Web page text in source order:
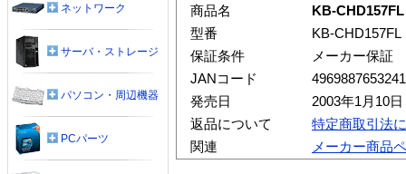
商品名
KB-
型番
KB-CHD157FL
保証条件
メーカー保証
JANコード
4969887653241
発売日
2003年1月10日
返品について
特定商取引法
関連
メーカー商品
ネットワーク
サーバ・ストレージ
パソコン・周辺機器
PCパーツ